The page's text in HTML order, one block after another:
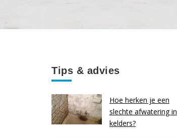
Tips & advies
Hoe herken je een
slechte afwatering in
kelders?